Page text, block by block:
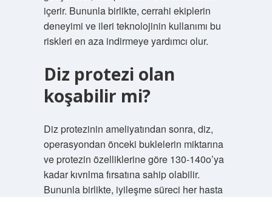
içerir. Bununla birlikte, cerrahi ekiplerin
deneyimi ve ileri teknolojinin kullanımı bu
riskleri en aza indirmeye yardımcı olur.
Diz protezi olan
koşabilir mi?
Diz protezinin ameliyatından sonra, diz,
operasyondan önceki buklelerin miktarına
ve protezin özelliklerine göre 130-140o’ya
kadar kıvrılma fırsatına sahip olabilir.
Bununla birlikte, iyileşme süreci her hasta